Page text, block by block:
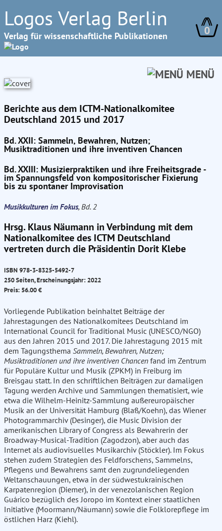
Logos Verlag Berlin
Verlag für wissenschaftliche Publikationen 0
MENÜ
Berichte aus dem ICTM-Nationalkomitee
Deutschland 2015 und 2017
Bd. XXII: Sammeln, Bewahren, Nutzen;
Musiktraditionen und ihre inventiven Chancen
Bd. XXIII: Musizierpraktiken und ihre Freiheitsgrade -
im Spannungsfeld von kompositorischer Fixierung
bis zu spontaner Improvisation
Musikkulturen im Fokus, Bd. 2
Hrsg. Klaus Näumann in Verbindung mit dem
Nationalkomitee des ICTM Deutschland
vertreten durch die Präsidentin Dorit Klebe
ISBN 978-3-8325-5492-7
250 Seiten, Erscheinungsjahr: 2022
Preis: 56.00 €
Vorliegende Publikation beinhaltet Beiträge der
Jahrestagungen des Nationalkomitees Deutschland im
International Council for Traditional Music (UNESCO/NGO)
aus den Jahren 2015 und 2017. Die Jahrestagung 2015 mit
dem Tagungsthema Sammeln, Bewahren, Nutzen;
Musiktraditionen und ihre inventiven Chancen fand im Zentrum
für Populäre Kultur und Musik (ZPKM) in Freiburg im
Breisgau statt. In den schriftlichen Beiträgen zur damaligen
Tagung werden Archive und Sammlungen thematisiert, wie
etwa die Wilhelm-Heinitz-Sammlung außereuropäischer
Musik an der Universität Hamburg (Blaß/Koehn), das Wiener
Photogrammarchiv (Desinger), die Music Division der
amerikanischen Library of Congress als Bewahrerin der
Broadway-Musical-Tradition (Zagodzon), aber auch das
Internet als audiovisuelles Musikarchiv (Stöckler). Im Fokus
stehen zudem Strategien des Feldforschens, Sammelns,
Pflegens und Bewahrens samt den zugrundeliegenden
Weltanschauungen, etwa in der südwestukrainischen
Karpatenregion (Diemer), in der venezolanischen Region
Guárico bezüglich des Joropo im Kontext einer staatlichen
Initiative (Moormann/Näumann) sowie die Folklorepflege im
östlichen Harz (Kiehl).